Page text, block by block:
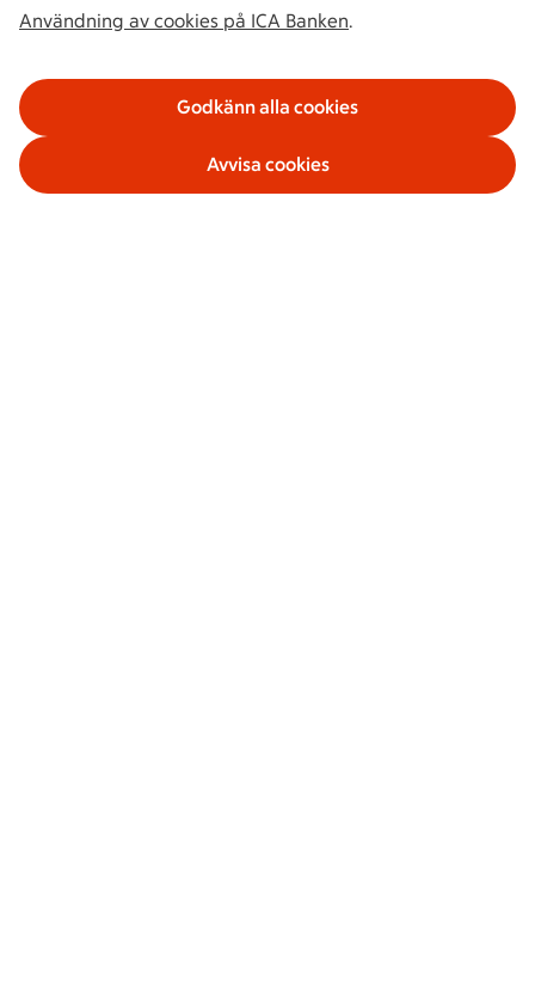
Användning av cookies på ICA Banken.
Godkänn alla cookies
Avvisa cookies